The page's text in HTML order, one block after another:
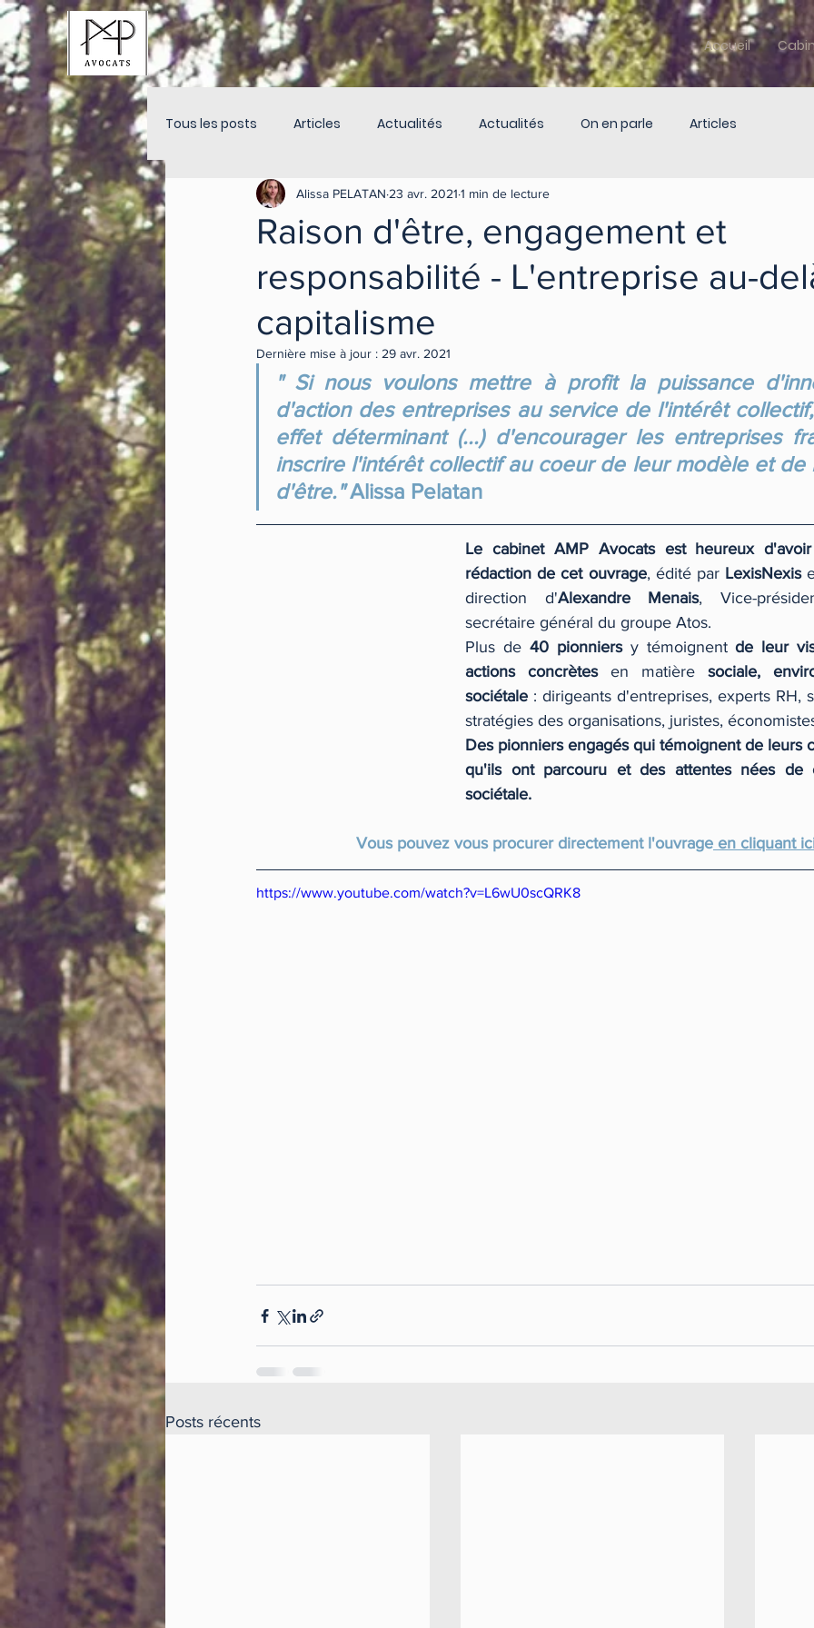
Accueil
Tous les posts Articles Actualités Actualités On en parle Articles
Raison d'être, engagement et
responsabilité - L'entreprise au-
capitalisme
Alissa PELATAN 23 avr. 2021 1 min de lecture
Dernière mise à jour : 29 avr. 2021
" Si nous voulons mettre à profit la puissance
d'action des entreprises au service de l'intérêt
effet déterminant (...) d'encourager les entreprises
inscrire l'intérêt collectif au coeur de leur modèle et de
d'être." Alissa Pelatan
Le cabinet AMP Avocats est heureux
rédaction de cet ouvrage, édité par LexisNexis
direction d'Alexandre Menais, Vice-
secrétaire général du groupe Atos.
Plus de 40 pionniers y témoignent de leur
actions concrètes en matière sociale,
sociétale : dirigeants d'entreprises, experts RH,
stratégies des organisations, juristes,
Des pionniers engagés qui témoignent de leurs
qu'ils ont parcouru et des attentes nées de
sociétale.
Vous pouvez vous procurer directement l'ouvrage en cliquant
https://www.youtube.com/watch?v=L6wU0scQRK8
Posts récents